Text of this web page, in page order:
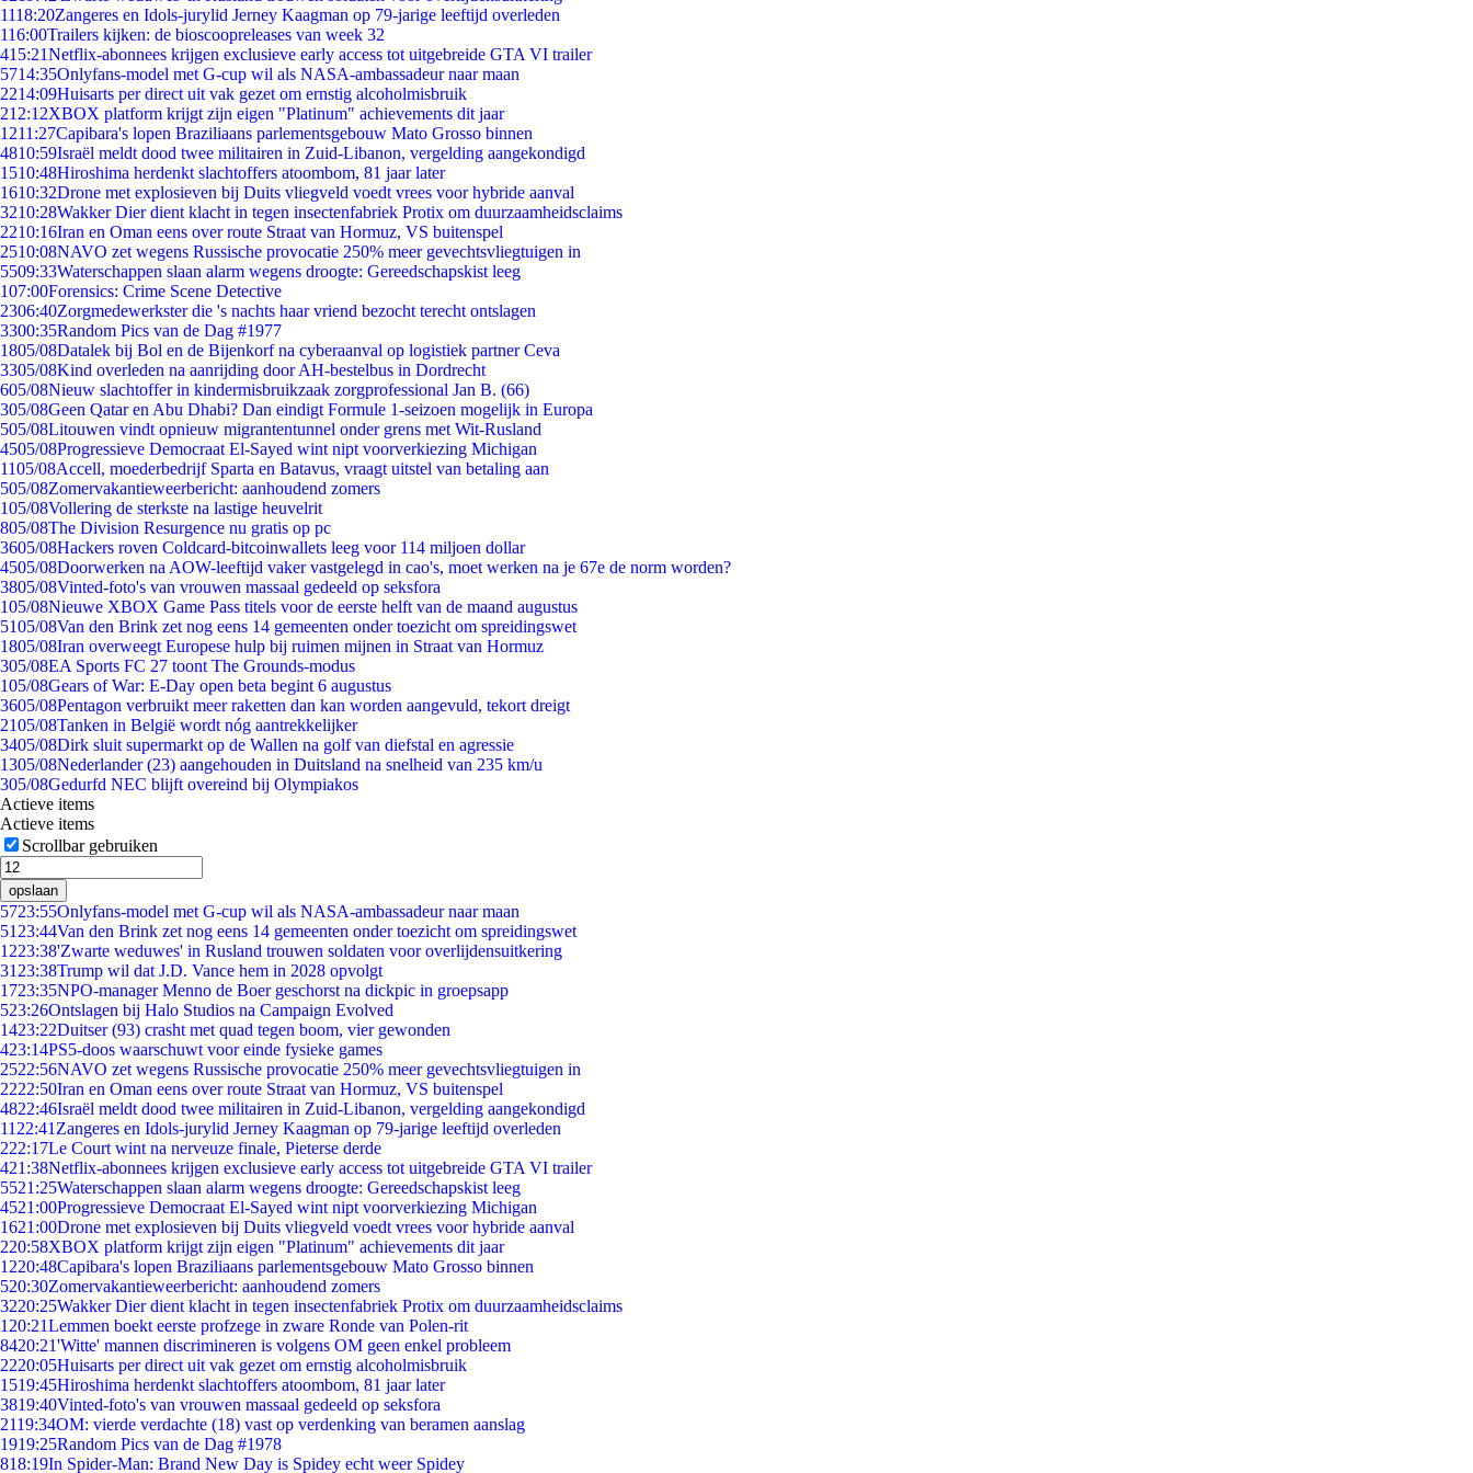
1118:20Zangeres en Idols-jurylid Jerney Kaagman op 79-jarige leeftijd overleden
116:00Trailers kijken: de bioscoopreleases van week 32
415:21Netflix-abonnees krijgen exclusieve early access tot uitgebreide GTA VI trailer
5714:35Onlyfans-model met G-cup wil als NASA-ambassadeur naar maan
2214:09Huisarts per direct uit vak gezet om ernstig alcoholmisbruik
212:12XBOX platform krijgt zijn eigen "Platinum" achievements dit jaar
1211:27Capibara's lopen Braziliaans parlementsgebouw Mato Grosso binnen
4810:59Israël meldt dood twee militairen in Zuid-Libanon, vergelding aangekondigd
1510:48Hiroshima herdenkt slachtoffers atoombom, 81 jaar later
1610:32Drone met explosieven bij Duits vliegveld voedt vrees voor hybride aanval
3210:28Wakker Dier dient klacht in tegen insectenfabriek Protix om duurzaamheidsclaims
2210:16Iran en Oman eens over route Straat van Hormuz, VS buitenspel
2510:08NAVO zet wegens Russische provocatie 250% meer gevechtsvliegtuigen in
5509:33Waterschappen slaan alarm wegens droogte: Gereedschapskist leeg
107:00Forensics: Crime Scene Detective
2306:40Zorgmedewerkster die 's nachts haar vriend bezocht terecht ontslagen
3300:35Random Pics van de Dag #1977
1805/08Datalek bij Bol en de Bijenkorf na cyberaanval op logistiek partner Ceva
3305/08Kind overleden na aanrijding door AH-bestelbus in Dordrecht
605/08Nieuw slachtoffer in kindermisbruikzaak zorgprofessional Jan B. (66)
305/08Geen Qatar en Abu Dhabi? Dan eindigt Formule 1-seizoen mogelijk in Europa
505/08Litouwen vindt opnieuw migrantentunnel onder grens met Wit-Rusland
4505/08Progressieve Democraat El-Sayed wint nipt voorverkiezing Michigan
1105/08Accell, moederbedrijf Sparta en Batavus, vraagt uitstel van betaling aan
505/08Zomervakantieweerbericht: aanhoudend zomers
105/08Vollering de sterkste na lastige heuvelrit
805/08The Division Resurgence nu gratis op pc
3605/08Hackers roven Coldcard-bitcoinwallets leeg voor 114 miljoen dollar
4505/08Doorwerken na AOW-leeftijd vaker vastgelegd in cao's, moet werken na je 67e de norm worden?
3805/08Vinted-foto's van vrouwen massaal gedeeld op seksfora
105/08Nieuwe XBOX Game Pass titels voor de eerste helft van de maand augustus
5105/08Van den Brink zet nog eens 14 gemeenten onder toezicht om spreidingswet
1805/08Iran overweegt Europese hulp bij ruimen mijnen in Straat van Hormuz
305/08EA Sports FC 27 toont The Grounds-modus
105/08Gears of War: E-Day open beta begint 6 augustus
3605/08Pentagon verbruikt meer raketten dan kan worden aangevuld, tekort dreigt
2105/08Tanken in België wordt nóg aantrekkelijker
3405/08Dirk sluit supermarkt op de Wallen na golf van diefstal en agressie
1305/08Nederlander (23) aangehouden in Duitsland na snelheid van 235 km/u
305/08Gedurfd NEC blijft overeind bij Olympiakos
Actieve items
Actieve items
Scrollbar gebruiken
opslaan
5723:55Onlyfans-model met G-cup wil als NASA-ambassadeur naar maan
51 23:44Van den Brink zet nog eens 14 gemeenten onder toezicht om spreidingswet
1223:38'Zwarte weduwes' in Rusland trouwen soldaten voor overlijdensuitkering
31 23:38Trump wil dat J.D. Vance hem in 2028 opvolgt
1723:35NPO-manager Menno de Boer geschorst na dickpic in groepsapp
523:26Ontslagen bij Halo Studios na Campaign Evolved
1423:22Duitser (93) crasht met quad tegen boom, vier gewonden
423:14PS5-doos waarschuwt voor einde fysieke games
2522:56NAVO zet wegens Russische provocatie 250% meer gevechtsvliegtuigen in
2222:50Iran en Oman eens over route Straat van Hormuz, VS buitenspel
4822:46Israël meldt dood twee militairen in Zuid-Libanon, vergelding aangekondigd
11 22:41 Zangeres en Idols-jurylid Jerney Kaagman op 79-jarige leeftijd overleden
222:17Le Court wint na nerveuze finale, Pieterse derde
421:38Netflix-abonnees krijgen exclusieve early access tot uitgebreide GTA VI trailer
5521:25Waterschappen slaan alarm wegens droogte: Gereedschapskist leeg
4521:00Progressieve Democraat El-Sayed wint nipt voorverkiezing Michigan
1621:00Drone met explosieven bij Duits vliegveld voedt vrees voor hybride aanval
220:58XBOX platform krijgt zijn eigen "Platinum" achievements dit jaar
1220:48Capibara's lopen Braziliaans parlementsgebouw Mato Grosso binnen
520:30Zomervakantieweerbericht: aanhoudend zomers
3220:25Wakker Dier dient klacht in tegen insectenfabriek Protix om duurzaamheidsclaims
1 20:21Lemmen boekt eerste profzege in zware Ronde van Polen-rit
8420:21'Witte' mannen discrimineren is volgens OM geen enkel probleem
2220:05Huisarts per direct uit vak gezet om ernstig alcoholmisbruik
1519:45Hiroshima herdenkt slachtoffers atoombom, 81 jaar later
3819:40Vinted-foto's van vrouwen massaal gedeeld op seksfora
2119:34OM: vierde verdachte (18) vast op verdenking van beramen aanslag
1919:25Random Pics van de Dag #1978
818:19In Spider-Man: Brand New Day is Spidey echt weer Spidey